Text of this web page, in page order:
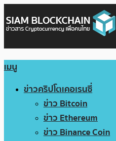
เมนู
ข่าวคริปโตเคอเรนซี่
ข่าว Bitcoin
ข่าว Ethereum
ข่าว Binance Coin